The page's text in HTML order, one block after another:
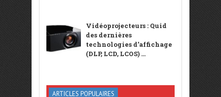
Vidéoprojecteurs : Quid
des dernières
technologies d’affichage
(DLP, LCD, LCOS) ...
ARTICLES POPULAIRES